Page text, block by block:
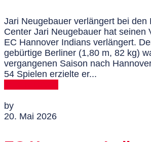
Jari Neugebauer verlängert bei den
Center Jari Neugebauer hat seinen
EC Hannover Indians verlängert.
gebürtige Berliner (1,80 m, 82 kg)
vergangenen Saison nach
54 Spielen erzielte er...
by
20. Mai 2026